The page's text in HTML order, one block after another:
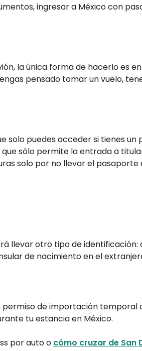
ingresar a México con
la única forma de hacerlo es
pensado tomar un vuelo,
solo puedes acceder si tienes un
sólo permite la entrada a
solo por no llevar el pasaporte
llevar otro tipo de identificación:
de nacimiento en el
de importación temporal
tu estancia en México.
por auto o cómo cruzar de San